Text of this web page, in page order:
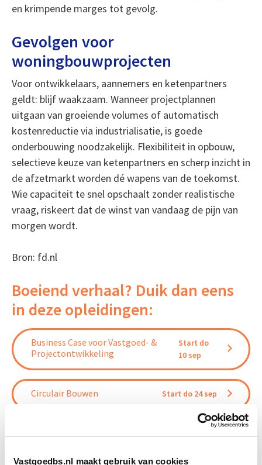
Vastgoedbs.nl maakt gebruik van cookies
en krimpende marges tot gevolg.
Gevolgen voor
woningbouwprojecten
Voor ontwikkelaars, aannemers en ketenpartners
geldt: blijf waakzaam. Wanneer projectplannen
uitgaan van groeiende volumes of automatisch
kostenreductie via industrialisatie, is goede
onderbouwing noodzakelijk. Flexibiliteit in opbouw,
selectieve keuze van ketenpartners en scherp inzicht in
de afzetmarkt worden dé wapens van de toekomst.
Wie capaciteit te snel opschaalt zonder realistische
vraag, riskeert dat de winst van vandaag de pijn van
morgen wordt.
Bron: fd.nl
Boeiend verhaal? Duik dan eens
in deze opleidingen:
Business Case voor Vastgoed- &
Projectontwikkeling
Start do
10 sep
Circulair Bouwen Start do 24 sep